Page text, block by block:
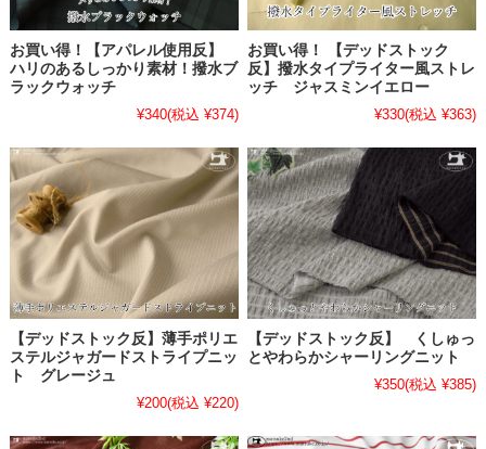
お買い得！【アパレル使用反】
ハリのあるしっかり素材！撥水ブ
ラックウォッチ
¥340(税込 ¥374)
お買い得！ 【デッドストック
反】撥水タイプライター風ストレ
ッチ ジャスミンイエロー
¥330(税込 ¥363)
【デッドストック反】薄手ポリエ
ステルジャガードストライプニッ
ト グレージュ
¥200(税込 ¥220)
【デッドストック反】 くしゅっ
とやわらかシャーリングニット
¥350(税込 ¥385)